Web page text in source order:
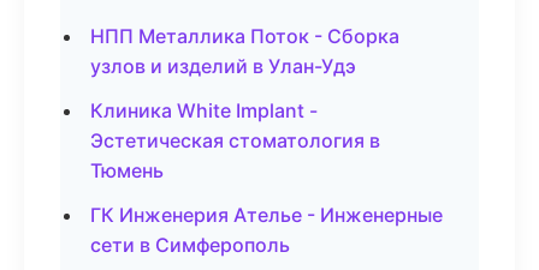
НПП Металлика Поток - Сборка
узлов и изделий в Улан-Удэ
Клиника White Implant -
Эстетическая стоматология в
Тюмень
ГК Инженерия Ателье - Инженерные
сети в Симферополь